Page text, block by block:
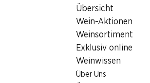
Übersicht
Wein-Aktionen
Weinsortiment
Exklusiv online
Weinwissen
Über Uns